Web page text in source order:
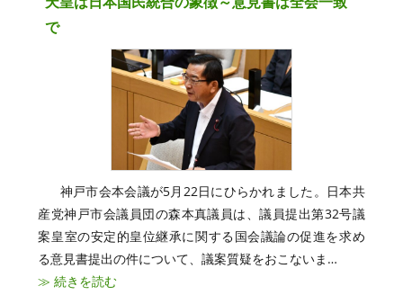
で
神戸市会本会議が5月22日にひらかれました。日本共
産党神戸市会議員団の森本真議員は、議員提出第32号議
案皇室の安定的皇位継承に関する国会議論の促進を求め
る意見書提出の件について、議案質疑をおこないま…
≫ 続きを読む